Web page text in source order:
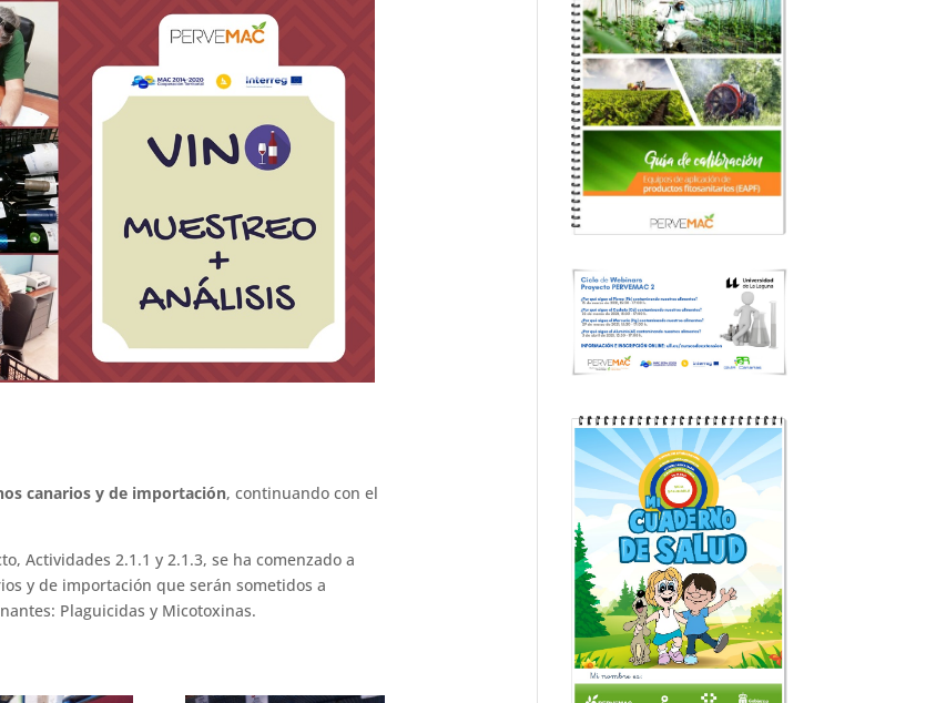
canarios y de importación, continuando con el
Actividades 2.1.1 y 2.1.3, se ha comenzado a
y de importación que serán sometidos a
Plaguicidas y Micotoxinas.